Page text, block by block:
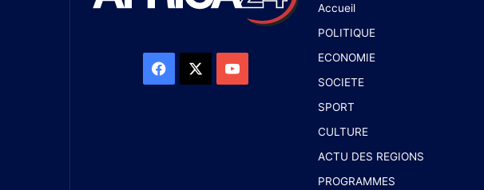
Accueil
POLITIQUE
ECONOMIE
SOCIETE
SPORT
CULTURE
ACTU DES REGIONS
PROGRAMMES